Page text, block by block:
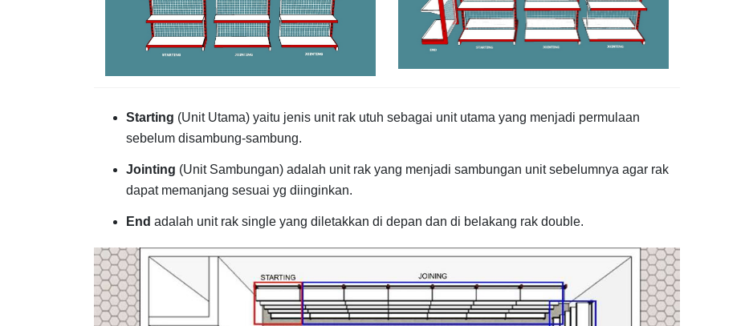
Starting (Unit Utama) yaitu jenis unit rak utuh sebagai unit utama yang menjadi permulaan
sebelum disambung-sambung.
Jointing (Unit Sambungan) adalah unit rak yang menjadi sambungan unit sebelumnya agar rak
dapat memanjang sesuai yg diinginkan.
End adalah unit rak single yang diletakkan di depan dan di belakang rak double.